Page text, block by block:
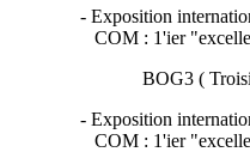
- Exposition
COM : 1'ier
BOG3 (
- Exposition
COM : 1'ier